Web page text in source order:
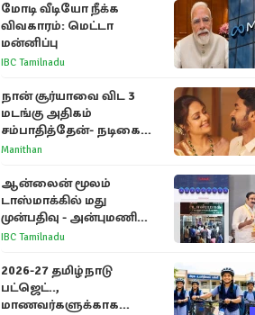
மோடி வீடியோ நீக்க
விவகாரம்: மெட்டா
மன்னிப்பு
IBC Tamilnadu
நான் சூர்யாவை விட 3
மடங்கு அதிகம்
சம்பாதித்தேன்- நடிகை
ஜோதிகா
Manithan
ஆன்லைன் மூலம்
டாஸ்மாக்கில் மது
முன்பதிவு - அன்புமணி
ராமதாஸ் எதிர்ப்பு
IBC Tamilnadu
2026-27 தமிழ்நாடு
பட்ஜெட்..,
மாணவர்களுக்காக